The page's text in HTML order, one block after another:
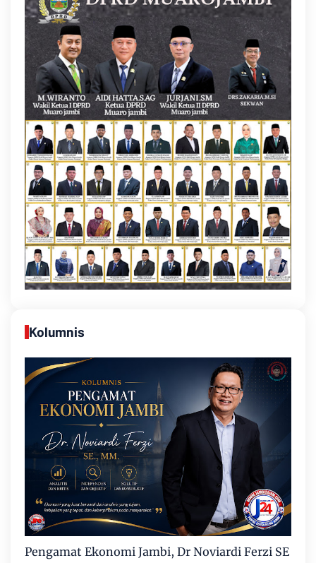
Kolumnis
Pengamat Ekonomi Jambi, Dr Noviardi Ferzi SE